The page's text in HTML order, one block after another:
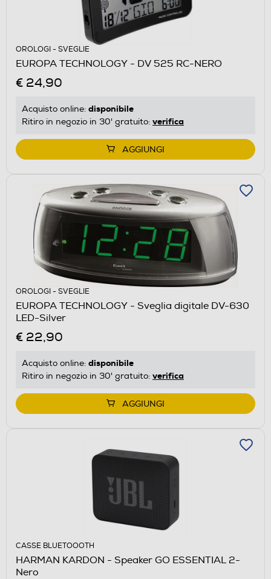
OROLOGI - SVEGLIE
EUROPA TECHNOLOGY - DV 525 RC-NERO
€ 24,90
Acquisto online: disponibile
Ritiro in negozio in 30' gratuito: verifica
AGGIUNGI
OROLOGI - SVEGLIE
EUROPA TECHNOLOGY - Sveglia digitale DV-630
LED-Silver
€ 22,90
Acquisto online: disponibile
Ritiro in negozio in 30' gratuito: verifica
AGGIUNGI
CASSE BLUETOOOTH
HARMAN KARDON - Speaker GO ESSENTIAL 2-
Nero